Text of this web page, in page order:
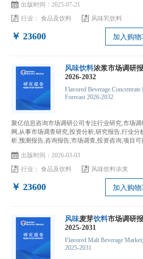
出版时间：2025-07-21
行业：食品及饮料 风味乳饮料
￥ 23600 加入购物
风味饮料浓浆市场调研
2026-2032
Flavored Beverage
Forecast 2026-2032
聚亿信息咨询市场调研公司专注行业研究,市场
网,从事市场调查研究,投资分析,研究报告,行业
析,预测报告,咨询报告,市场调查,投资咨询,项目
出版时间：2026-03-03
行业：食品及饮料 风味饮料浓浆
￥ 23600 加入购物
风味麦芽饮料市场调研
2025-2031
Flavored Malt Beverage
2025-2031